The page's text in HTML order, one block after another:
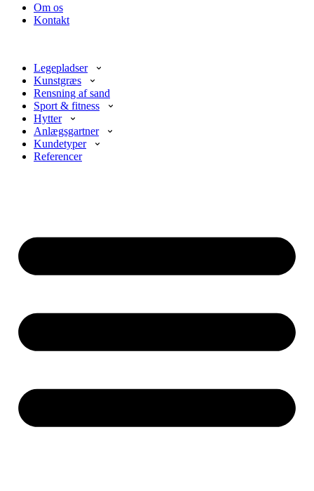
Om os
Kontakt
Legepladser
Kunstgræs
Rensning af sand
Sport & fitness
Hytter
Anlægsgartner
Kundetyper
Referencer